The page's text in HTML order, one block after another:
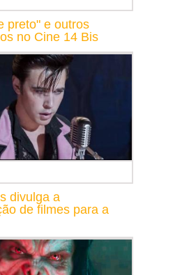
preto" e outros
no Cine 14 Bis
divulga a
de filmes para a